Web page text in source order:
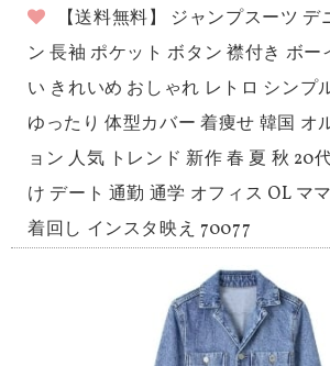
【送料無料】 ジャンプスーツ
ン 長袖 ポケット ボタン 襟付き ボ
い きれいめ おしゃれ レトロ シンプ
ゆったり 体型カバー 着痩せ 韓国 オ
ョン 人気 トレンド 新作 春 夏 秋 20
け デート 通勤 通学 オフィス OL マ
着回し インスタ映え 70077